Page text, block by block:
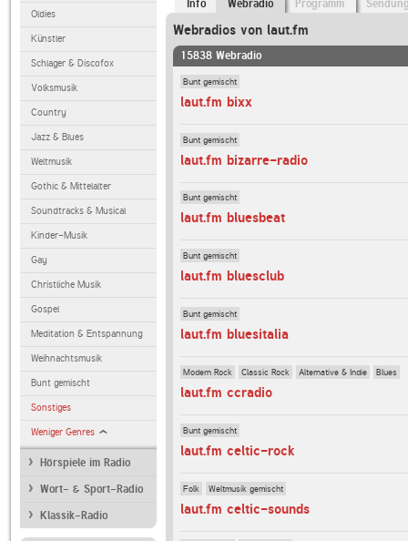
Oldies
Künstler
Schlager & Discofox
Volksmusik
Country
Jazz & Blues
Weltmusik
Gothic & Mittelalter
Soundtracks & Musical
Kinder-Musik
Gay
Christliche Musik
Gospel
Meditation & Entspannung
Weihnachtsmusik
Bunt gemischt
Sonstiges
Weniger Genres
Hörspiele im Radio
Wort- & Sport-Radio
Klassik-Radio
Info Webradio Programm
Webradios von laut.fm
15838 Webradio
Bunt gemischt
laut.fm bixx
Bunt gemischt
laut.fm bizarre-radio
Bunt gemischt
laut.fm bluesbeat
Bunt gemischt
laut.fm bluesclub
Bunt gemischt
laut.fm bluesitalia
Modern Rock Classic Rock Alternative & Indie Blues
laut.fm ccradio
Bunt gemischt
laut.fm celtic-rock
Folk Weltmusik gemischt
laut.fm celtic-sounds